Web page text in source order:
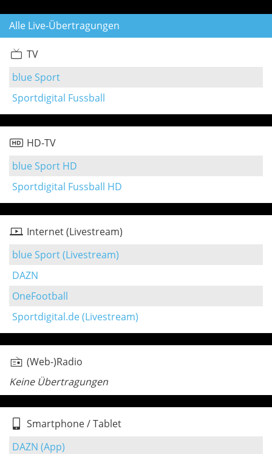
Alle Live-Übertragungen
TV
blue Sport
Sportdigital Fussball
HD-TV
blue Sport HD
Sportdigital Fussball HD
Internet (Livestream)
blue Sport (Livestream)
DAZN
OneFootball
Sportdigital.de (Livestream)
(Web-)Radio
Keine Übertragungen
Smartphone / Tablet
DAZN (App)